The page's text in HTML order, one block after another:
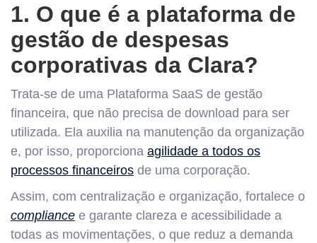
1. O que é a plataforma de
gestão de despesas
corporativas da Clara?
Trata-se de uma Plataforma SaaS de gestão
financeira, que não precisa de download para ser
utilizada. Ela auxilia na manutenção da organização
e, por isso, proporciona agilidade a todos os
processos financeiros de uma corporação.
Assim, com centralização e organização, fortalece o
compliance e garante clareza e acessibilidade a
todas as movimentações, o que reduz a demanda